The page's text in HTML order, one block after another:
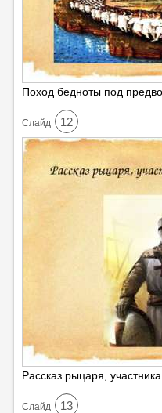
Поход бедноты под
Cлайд 12
Рассказ рыцаря,
Cлайд 13